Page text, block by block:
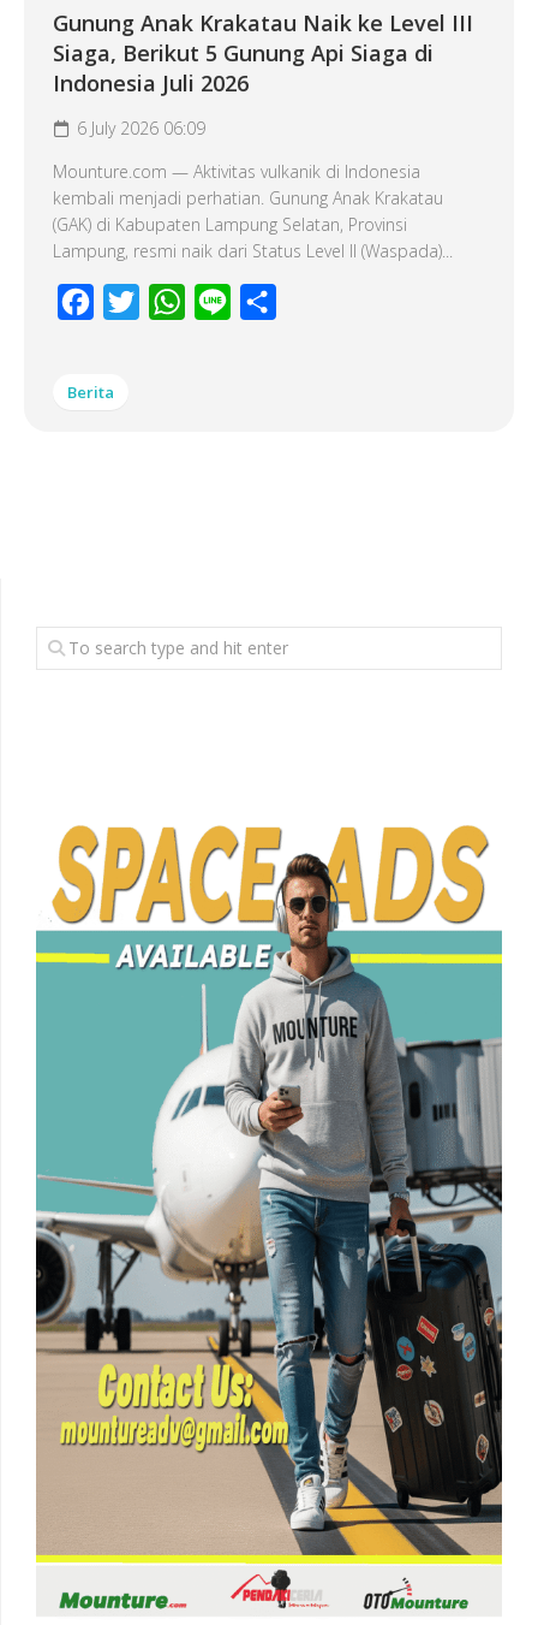
Gunung Anak Krakatau Naik ke Level III
Siaga, Berikut 5 Gunung Api Siaga di
Indonesia Juli 2026
6 July 2026 06:09
Mounture.com — Aktivitas vulkanik di Indonesia
kembali menjadi perhatian. Gunung Anak Krakatau
(GAK) di Kabupaten Lampung Selatan, Provinsi
Lampung, resmi naik dari Status Level II (Waspada)...
Facebook
Twitter WhatsApp
Line
Berita